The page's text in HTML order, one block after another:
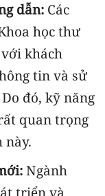
dẫn: Các
học thư
khách
tin và sử
đó, kỹ năng
quan trọng
này.
Ngành
triển và